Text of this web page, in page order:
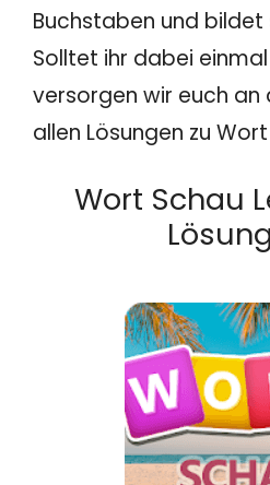
Buchstaben und bildet
Solltet ihr dabei
versorgen wir euch an
allen Lösungen zu
Wort Schau